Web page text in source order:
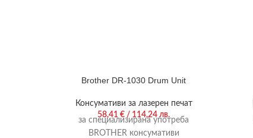
Brother DR-1030 Drum Unit
Консумативи за лазерен печат
58,41 € / 114,24 лв.
за специализирана употреба
BROTHER консумативи